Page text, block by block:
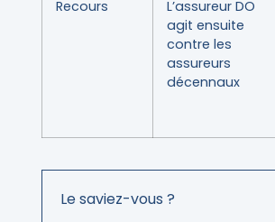
Recours
L’assureur DO
agit ensuite
contre les
assureurs
décennaux
Le saviez-vous ?